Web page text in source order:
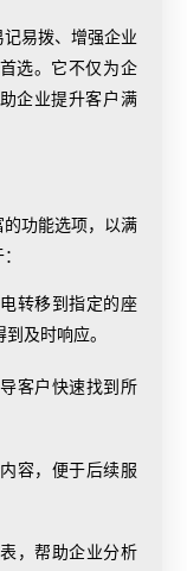
易拨、增强企业
选。它不仅为企
企业提升客户满
功能选项，以满
转移到指定的座
及时响应。
客户快速找到所
容，便于后续服
，帮助企业分析